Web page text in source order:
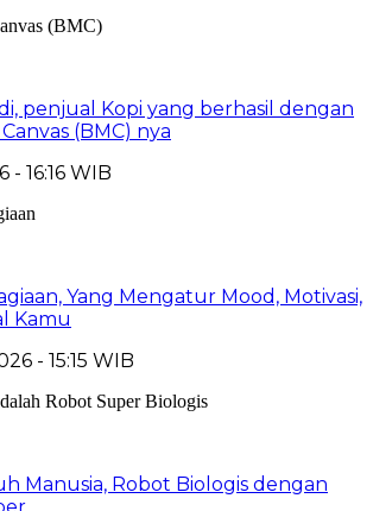
penjual Kopi yang berhasil dengan
(BMC) nya
- 16:16 WIB
Yang Mengatur Mood, Motivasi,
Kamu
- 15:15 WIB
Manusia, Robot Biologis dengan